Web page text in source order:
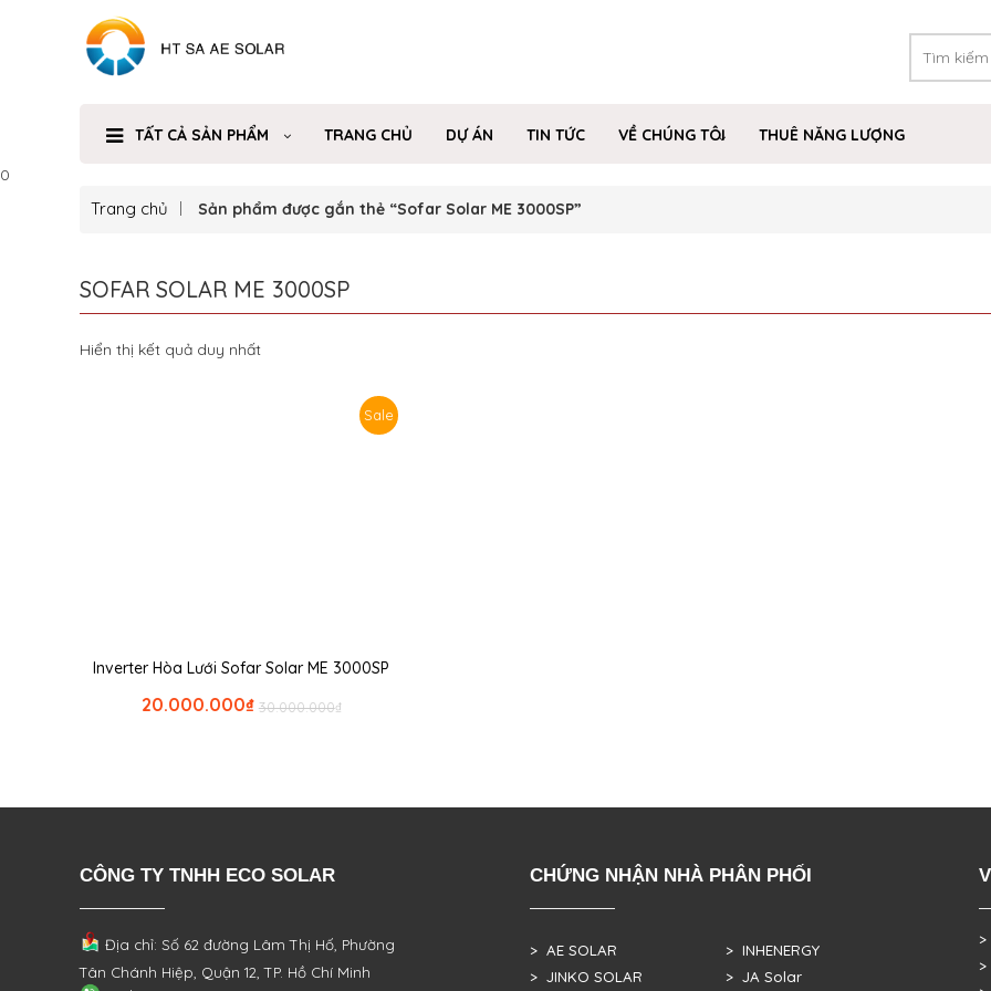
TẤT CẢ SẢN PHẨM TRANG CHỦ DỰ ÁN TIN TỨC VỀ CHÚNG TÔI
THUÊ NĂNG LƯỢNG
0
Trang chủ Sản phẩm được gắn thẻ “Sofar Solar ME 3000SP”
SOFAR SOLAR ME 3000SP
Hiển thị kết quả duy nhất
Sale
Inverter Hòa Lưới Sofar Solar ME 3000SP
₫
30.000.000
₫
20.000.000
CÔNG TY TNHH ECO SOLAR
Địa chỉ: Số 62 đường Lâm Thị Hố, Phường
Tân Chánh Hiệp, Quận 12, TP. Hồ Chí Minh
CHỨNG NHẬN NHÀ PHÂN PHỐI
> AE SOLAR
> JINKO SOLAR
> INHENERGY
> JA Solar
>